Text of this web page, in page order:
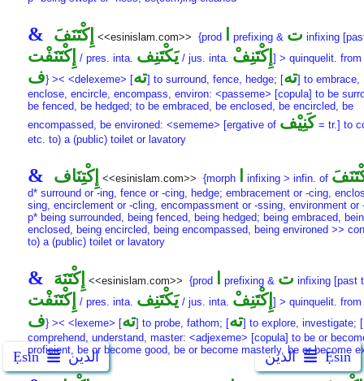
Ẹsin الدين الدين Ẹsin
& إِكْتَنَفَ <<esinislam.com>> {prod prefixing & ت infixing
إِكْتَنَفْت / pres. inta. يَكْتَنِف / jus. inta. إِكْتَنِفْ ] > quinquelit. from
ف} >< <delexeme> [ته] to surround, fence, hedge; [ته] to embrace,
enclose, encircle, encompass, environ: <passeme> [copula] to be
be fenced, be hedged; to be embraced, be enclosed, be encircled, be
encompassed, be environed: <sememe> [ergative of كَنِيْف = tr.] to
etc. to) a (public) toilet or lavatory
& إِكْتِنَاف <<esinislam.com>> {morph infixing > infin. of
d* surround or -ing, fence or -cing, hedge; embracement or -cing,
sing, encirclement or -cling, encompassment or -ssing, environment or
p* being surrounded, being fenced, being hedged; being embraced,
enclosed, being encircled, being encompassed, being environed >>
to) a (public) toilet or lavatory
& إِكْتَنَهَ <<esinislam.com>> {prod prefixing & ت infixing [past
إِكْتَنَفْت / pres. inta. يَكْتَنِف / jus. inta. إِكْتَنِفْ ] > quinquelit. from
ف} >< <lexeme> [ته] to probe, fathom; [ته] to explore, investigate; [
comprehend, understand, master: <adjexeme> [copula] to be or
proficient, be or become good, be or become masterly, be or become